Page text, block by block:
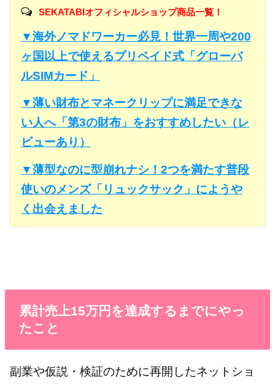
SEKATABIオフィシャルショップ商品一覧！
▼海外ノマドワーカー必見！世界一周や200
ヶ国以上で使えるプリペイド式「グローバ
ルSIMカード」
▼薄い財布とマネークリップに満足できな
い人へ「第3の財布」をおすすめしたい（レ
ビューあり）
▼薄型なのに型崩れナシ！2つを満たす普段
使いのメンズ「リュックサック」にようや
く出会えました
累計売上15万円を達成するまでにやっ
たこと
副業や仮説・検証のために再開したネットショ